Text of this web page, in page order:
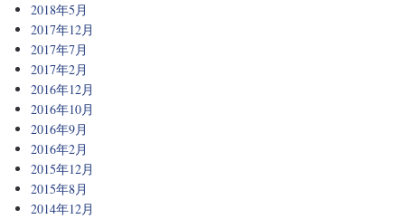
2018年5月
2017年12月
2017年7月
2017年2月
2016年12月
2016年10月
2016年9月
2016年2月
2015年12月
2015年8月
2014年12月